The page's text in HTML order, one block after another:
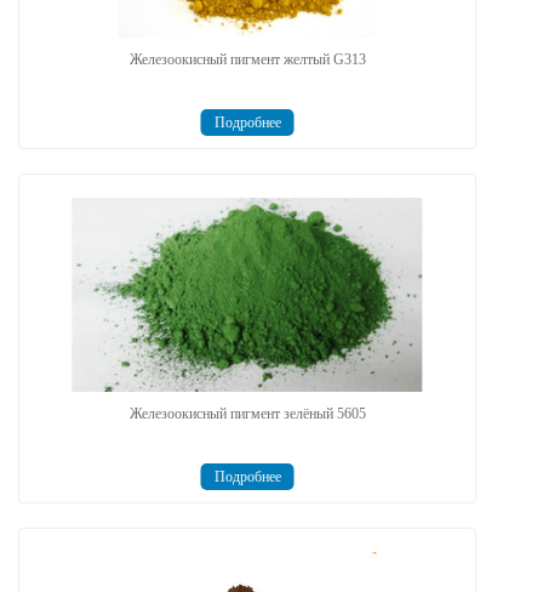
Железоокисный пигмент желтый G313
Подробнее
Железоокисный пигмент зелёный 5605
Подробнее